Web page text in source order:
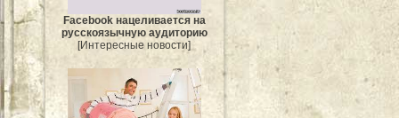
Facebook нацеливается на
русскоязычную аудиторию
[Интересные новости]